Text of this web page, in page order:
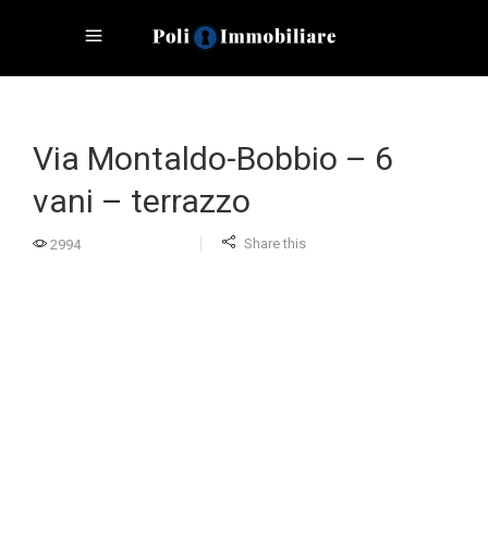
Via Montaldo-Bobbio – 6
vani – terrazzo
2994 Share this